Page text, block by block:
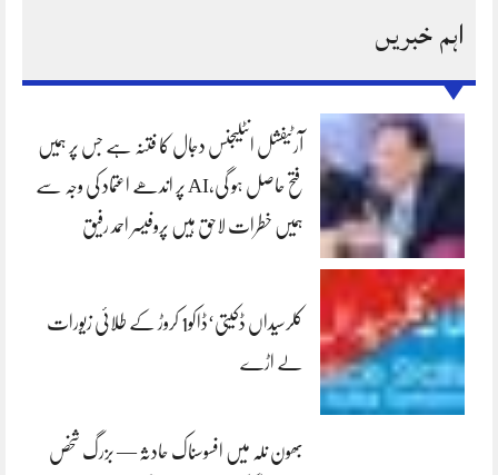
اہم خبریں
آرٹیفشل انٹلیجنس دجال کا فتنہ ہے جس پر ہمیں
فتح حاصل ہو گی،AI پر اندھے اعتماد کی وجہ سے
ہمیں خطرات لاحق ہیں پروفیسر احمد رفیق
کلرسیداں ڈکیتی‘ڈاکو1 کروڑ کے طلائی زیورات
لے اڑے
بھون نلہ میں افسوسناک حادثہ — بزرگ شخص